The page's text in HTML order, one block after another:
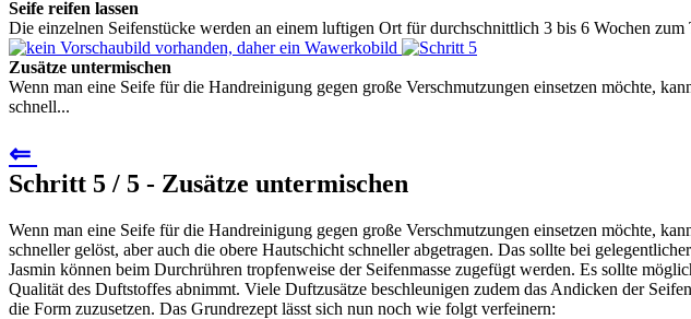
Seife reifen lassen
Die einzelnen Seifenstücke werden an einem luftigen Ort für durchschnittlich 3 bis 6 Wochen
Zusätze untermischen
Wenn man eine Seife für die Handreinigung gegen große Verschmutzungen einsetzen möchte,
schnell...
⇐
Schritt 5 / 5 - Zusätze untermischen
Wenn man eine Seife für die Handreinigung gegen große Verschmutzungen einsetzen möchte,
schneller gelöst, aber auch die obere Hautschicht schneller abgetragen. Das sollte bei
Jasmin können beim Durchrühren tropfenweise der Seifenmasse zugefügt werden. Es sollte
Qualität des Duftstoffes abnimmt. Viele Duftzusätze beschleunigen zudem das Andicken der
die Form zuzusetzen. Das Grundrezept lässt sich nun noch wie folgt verfeinern: